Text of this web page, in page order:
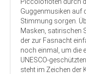
Guggenmusiken auf
Stimmung sorgen.
Masken, satirischen
der zur Fasnacht
noch einmal, um die
UNESCO-
steht im Zeichen der